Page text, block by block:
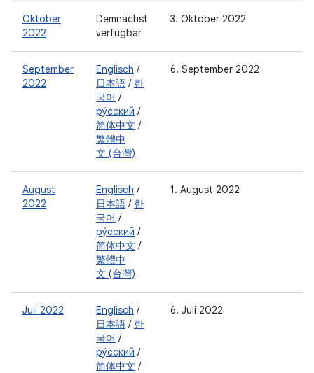
Oktober
2022
Demnächst
verfügbar
3. Oktober 2022
September
2022
Englisch /
日本語 / 한
국어 /
ру́сский /
简体中文 /
繁體中
文 (台灣)
6. September 2022
August
2022
Englisch /
日本語 / 한
국어 /
ру́сский /
简体中文 /
繁體中
文 (台灣)
1. August 2022
Juli 2022 Englisch /
日本語 / 한
국어 /
ру́сский /
简体中文 /
6. Juli 2022